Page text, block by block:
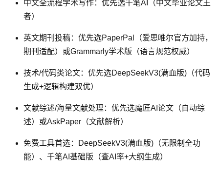
中文全流程学术写作：优先选千笔AI（中文毕业论文王
者）
英文期刊投稿：优先选PaperPal（爱思唯尔官方加持，
期刊适配）或Grammarly学术版（语言规范权威）
技术/代码类论文：优先选DeepSeekV3(满血版)（代码
生成+逻辑构建双优）
文献综述/海量文献处理：优先选魔匠AI论文（自动综
述）或AskPaper（文献解析）
免费工具首选：DeepSeekV3(满血版)（无限制全功
能）、千笔AI基础版（查AI率+大纲生成）